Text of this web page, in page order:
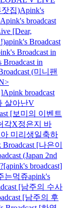
잣집)Apink's
Apink's broadcast
[Dear,
apink's Broadcast
Broadcast in
Broadcast in
(미니팬
Apink broadcast
살아난V
[보미의 이벤트
각X정은지 바
아 미리생일축하
[나은이
(Japan 2nd
[apink's broadcast]
는먹쥬apink's
[남주의 수사
[남주의 후